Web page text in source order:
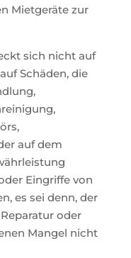
Mietgeräte zur
sich nicht auf
Schäden, die
auf dem
Eingriffe von
es sei denn, der
oder
Mangel nicht